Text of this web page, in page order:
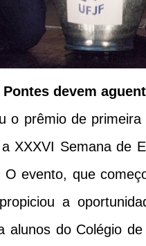
Pontes devem
o prêmio de
XXXVI Semana de
evento, que
a
alunos do Colégio